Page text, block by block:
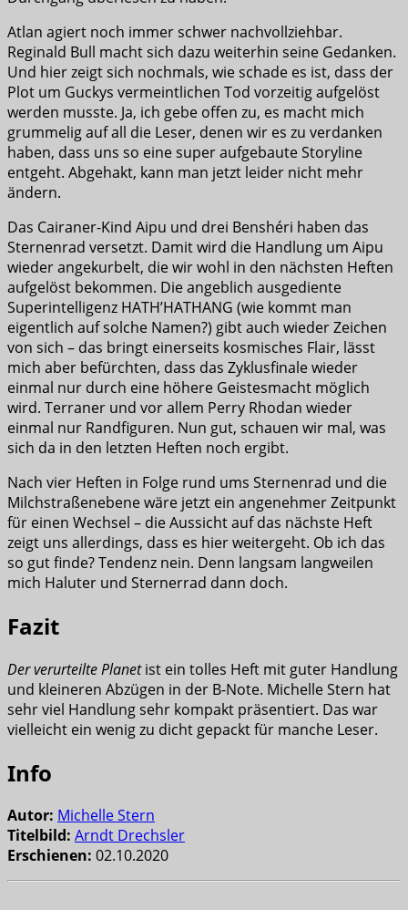
Atlan agiert noch immer schwer nachvollziehbar.
Reginald Bull macht sich dazu weiterhin seine Gedanken.
Und hier zeigt sich nochmals, wie schade es ist, dass der
Plot um Guckys vermeintlichen Tod vorzeitig aufgelöst
werden musste. Ja, ich gebe offen zu, es macht mich
grummelig auf all die Leser, denen wir es zu verdanken
haben, dass uns so eine super aufgebaute Storyline
entgeht. Abgehakt, kann man jetzt leider nicht mehr
ändern.
Das Cairaner-Kind Aipu und drei Benshéri haben das
Sternenrad versetzt. Damit wird die Handlung um Aipu
wieder angekurbelt, die wir wohl in den nächsten Heften
aufgelöst bekommen. Die angeblich ausgediente
Superintelligenz HATH’HATHANG (wie kommt man
eigentlich auf solche Namen?) gibt auch wieder Zeichen
von sich – das bringt einerseits kosmisches Flair, lässt
mich aber befürchten, dass das Zyklusfinale wieder
einmal nur durch eine höhere Geistesmacht möglich
wird. Terraner und vor allem Perry Rhodan wieder
einmal nur Randfiguren. Nun gut, schauen wir mal, was
sich da in den letzten Heften noch ergibt.
Nach vier Heften in Folge rund ums Sternenrad und die
Milchstraßenebene wäre jetzt ein angenehmer Zeitpunkt
für einen Wechsel – die Aussicht auf das nächste Heft
zeigt uns allerdings, dass es hier weitergeht. Ob ich das
so gut finde? Tendenz nein. Denn langsam langweilen
mich Haluter und Sternerrad dann doch.
Fazit
Der verurteilte Planetist ein tolles Heft mit guter Handlung
und kleineren Abzügen in der B-Note. Michelle Stern hat
sehr viel Handlung sehr kompakt präsentiert. Das war
vielleicht ein wenig zu dicht gepackt für manche Leser.
Info
Autor: Michelle Stern
Titelbild: Arndt Drechsler
Erschienen: 02.10.2020